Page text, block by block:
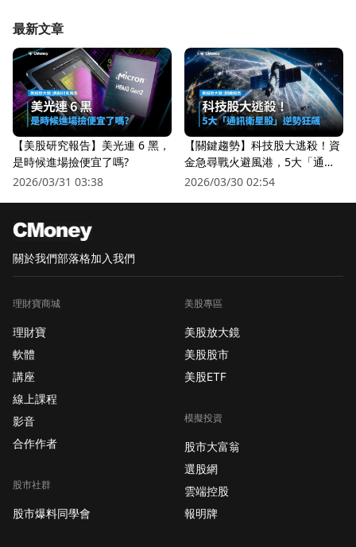
最新文章
【美股研究報告】美光連 6 黑，
是時候進場撿便宜了嗎?
2026/03/31 03:38
【關鍵趨勢】科技股大逃殺！資
金急尋戰火避風港，5大「通訊
衛星股」逆勢狂飆
2026/03/30 02:54
關於我們部落格加入我們
理財寶商城
理財寶
軟體
講座
線上課程
影音
合作作者
股市社群
股市爆料同學會
美股專區
美股放大鏡
美股股市
美股ETF
模擬投資
股市大富翁
選股網
雲端控股
報明牌